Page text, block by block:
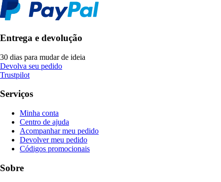
Entrega e devolução
30 dias para mudar de ideia
Devolva seu pedido
Trustpilot
Serviços
Minha conta
Centro de ajuda
Acompanhar meu pedido
Devolver meu pedido
Códigos promocionais
Sobre